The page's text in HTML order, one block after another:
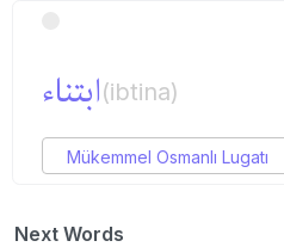
ابتناء(ibtina)
Mükemmel Osmanlı Lugatı
Next Words